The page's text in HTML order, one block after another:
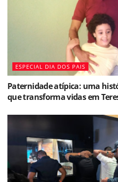
ESPECIAL DIA DOS PAIS
Paternidade atípica: uma
que transforma vidas em